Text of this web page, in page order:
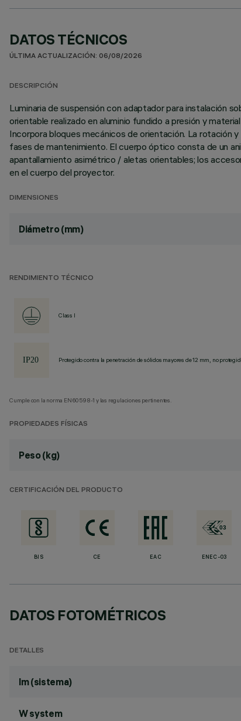
DATOS TÉCNICOS
ÚLTIMA ACTUALIZACIÓN: 06/08/2026
DESCRIPCIÓN
Luminaria de suspensión con adaptador para instalación
orientable realizado en aluminio fundido a presión y
Incorpora bloques mecánicos de orientación. La rotación
fases de mantenimiento. El cuerpo óptico consta de un
apantallamiento asimétrico / aletas orientables; los
en el cuerpo del proyector.
DIMENSIONES
Diámetro (mm)
RENDIMIENTO TÉCNICO
Class I
Protegido contra la penetración de sólidos mayores de 12 mm, no
Cumple con la norma EN60598-1 y las regulaciones pertinentes.
PROPIEDADES FÍSICAS
Peso (kg)
CERTIFICACIÓN DEL PRODUCTO
BIS CE EAC ENEC-03
DATOS FOTOMÉTRICOS
DETALLES
lm (sistema)
W system